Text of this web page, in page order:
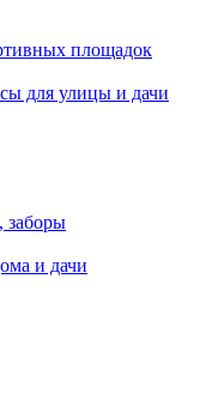
площадок
для улицы и дачи
заборы
и дачи